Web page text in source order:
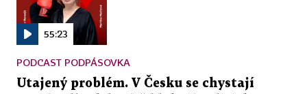
55:23
PODCAST PODPÁSOVKA
Utajený problém. V Česku se chystají